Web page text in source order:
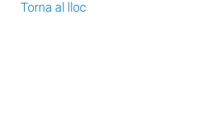
Torna al lloc